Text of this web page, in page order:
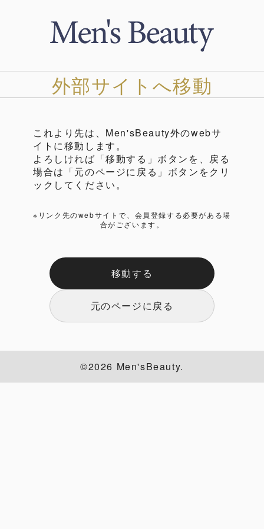
外部サイトへ移動
これより先は、Men'sBeauty外のwebサ
イトに移動します。
よろしければ「移動する」ボタンを、戻る
場合は「元のページに戻る」ボタンをクリ
ックしてください。
※リンク先のwebサイトで、会員登録する必要がある場
合がございます。
移動する
元のページに戻る
©2026 Men'sBeauty.